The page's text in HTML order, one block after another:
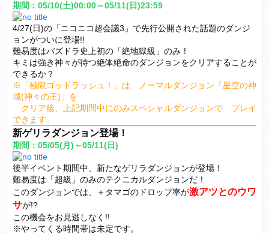
期間：05/10(土)00:00～05/11(日)23:59
4/27(日)の「ニコニコ超会議3」で先行公開された話題のダンジ
ョンがついに登場!!
難易度はパズドラ史上初の「絶地獄級」のみ！
キミは強き神々が待つ絶体絶命のダンジョンをクリアすることが
できるか？
※「極限ゴッドラッシュ！」は ノーマルダンジョン「星空の神
域(神々の王)」を
クリア後、上記期間中にのみスペシャルダンジョンで プレイ
できます。
新ゲリラダンジョン登場！
期間：05/05(月)～05/11(日)
後半イベント期間中、新たなゲリラダンジョンが登場！
難易度は「超級」のみのテクニカルダンジョンだ！
このダンジョンでは、＋タマゴのドロップ率が激アツとのウワ
サが!?
この機会をお見逃しなく!!
※やってくる時間帯は未定です。